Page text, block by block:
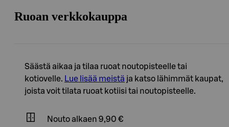
Ruoan verkkokauppa
Säästä aikaa ja tilaa ruoat noutopisteelle tai
kotiovelle. Lue lisää meistä ja katso lähimmät kaupat,
joista voit tilata ruoat kotiisi tai noutopisteelle.
Nouto alkaen 9,90 €